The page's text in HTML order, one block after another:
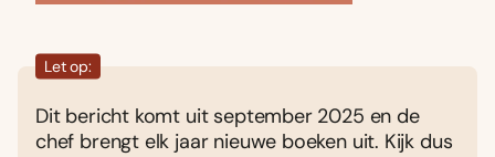
Let op:
Dit bericht komt uit september 2025 en de
chef brengt elk jaar nieuwe boeken uit. Kijk dus